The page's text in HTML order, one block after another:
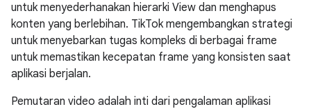
untuk menyederhanakan hierarki View dan menghapus
konten yang berlebihan. TikTok mengembangkan strategi
untuk menyebarkan tugas kompleks di berbagai frame
untuk memastikan kecepatan frame yang konsisten saat
aplikasi berjalan.
Pemutaran video adalah inti dari pengalaman aplikasi